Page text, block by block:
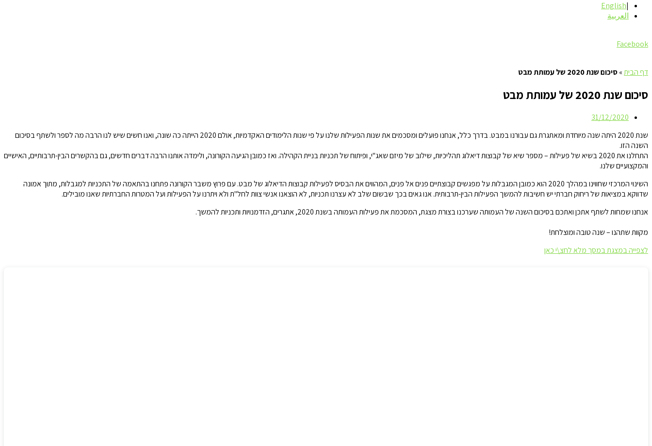
English
العربية
Facebook
דף הבית»סיכום שנת 2020 של עמותת מבט
סיכום שנת 2020 של עמותת מבט
31/12/2020
שנת 2020 היתה שנה מיוחדת ומאתגרת גם עבורנו במבט. בדרך כלל, אנחנו פועלים ומסכמים את שנות הפעילות שלנו על פי שנות הלימודים האקדמיות, אולם 2020 הייתה כה שונה, ואנו חשים שיש לנו הרבה מה לספר ולשתף בסיכום
השנה הזו.
התחלנו את 2020 בשיא של פעילות – מספר שיא של קבוצות דיאלוג תהליכיות, שילוב של מיזם שאג"י, ופיתוח של תכניות בניית הקהילה. ואז כמובן הגיעה הקורונה, ולימדה אותנו הרבה דברים חדשים, גם בהקשרים הבין-תרבותיים, האישיים
והמקצועיים שלנו.
השינוי המרכזי שחווינו במהלך 2020 הוא כמובן המגבלות על מפגשים קבוצתיים פנים אל פנים, המהווים את הבסיס לפעילות קבוצות הדיאלוג של מבט. עם פרוץ משבר הקורונה פתחנו בהתאמה של התכניות למגבלות, מתוך אמונה
שדווקא במציאות של ריחוק חברתי יש חשיבות להמשך הפעילות הבין-תרבותית. אנו גאים בכך שבשום שלב לא עצרנו תכניות, לא הוצאנו אנשי צוות לחל"ת ולא ויתרנו על הפעילות ועל המטרות החברתיות שאנו מובילים.
אנחנו שמחות לשתף אתכן ואתכם בסיכום השנה של העמותה שערכנו בצורת מצגת, המסכמת את פעילות העמותה בשנת 2020, אתגרים, הזדמנויות ותכניות להמשך.
מקוות שתהנו – שנה טובה ומוצלחת!
לצפייה במצגת במסך מלא לחצ\י כאן